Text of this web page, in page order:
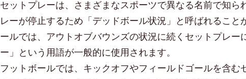
セットプレーは、さまざまなスポーツで異なる名前で知ら
レーが停止するため「デッドボール状況」と呼ばれること
ールでは、アウトオブバウンズの状況に続くセットプレー
ー」という用語が一般的に使用されます。
フットボールでは、キックオフやフィールドゴールを含む